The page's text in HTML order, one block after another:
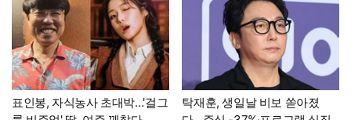
표인봉, 자식농사 초대박…'걸그
탁재훈, 생일날 비보 쏟아졌